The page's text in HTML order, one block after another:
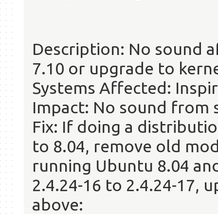
Description: No sound
7.10 or upgrade to
Systems Affected:
Impact: No sound from
Fix: If doing a
to 8.04, remove old
running Ubuntu 8.04
2.4.24-16 to 2.4.24-17,
above: